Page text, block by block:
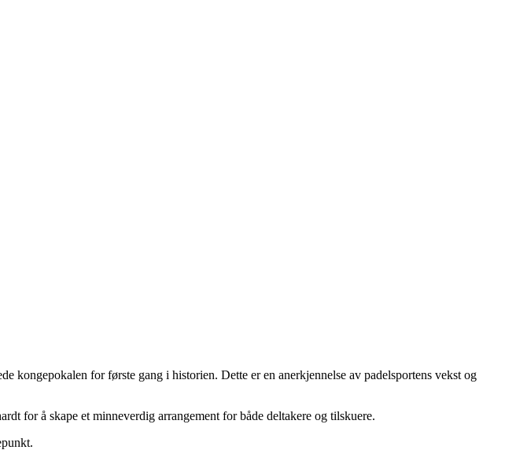
kongepokalen for første gang i historien. Dette er en anerkjennelse av padelsportens vekst og
for å skape et minneverdig arrangement for både deltakere og tilskuere.